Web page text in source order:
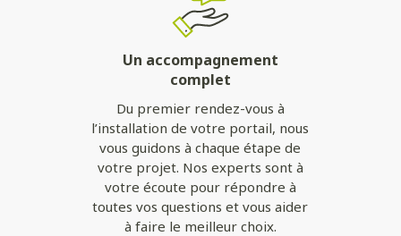
Un accompagnement
complet
Du premier rendez-vous à
l’installation de votre portail, nous
vous guidons à chaque étape de
votre projet. Nos experts sont à
votre écoute pour répondre à
toutes vos questions et vous aider
à faire le meilleur choix.